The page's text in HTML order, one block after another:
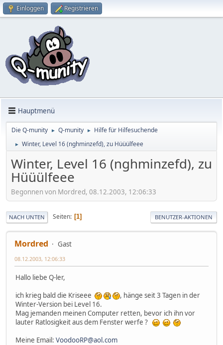
Einloggen Registrieren
Hauptmenü
Die Q-munity ► Q-munity ► Hilfe für Hilfesuchende
► Winter, Level 16 (nghminzefd), zu Hüüülfeee
Winter, Level 16 (nghminzefd), zu
Hüüülfeee
Begonnen von Mordred, 08.12.2003, 12:06:33
NACH UNTEN Seiten 1 BENUTZER-AKTIONEN
Mordred Gast
08.12.2003, 12:06:33
Hallo liebe Q-ler,
ich krieg bald die Kriseee
, hänge seit 3 Tagen in der
Winter-Version bei Level 16.
Mag jemanden meinen Computer retten, bevor ich ihn vor
lauter Ratlosigkeit aus dem Fenster werfe ?
Meine Email: VoodooRP@aol.com